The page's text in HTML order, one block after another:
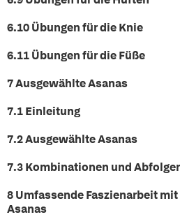
6.10 Übungen für die Knie
6.11 Übungen für die Füße
7 Ausgewählte Asanas
7.1 Einleitung
7.2 Ausgewählte Asanas
7.3 Kombinationen und
8 Umfassende Faszienarbeit
Asanas